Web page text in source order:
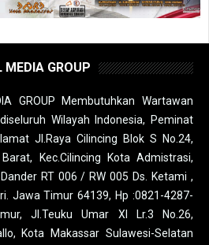
MEDIA GROUP
GROUP Membutuhkan Wartawan
Wilayah Indonesia, Peminat
Jl.Raya Cilincing Blok S No.24,
Kec.Cilincing Kota Admistrasi,
RT 006 / RW 005 Ds. Ketami ,
Jawa Timur 64139, Hp :0821-4287-
Jl.Teuku Umar XI Lr.3 No.26,
Kota Makassar Sulawesi-Selatan